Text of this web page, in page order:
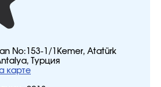
No:153-1/1Kemer, Atatürk
Турция
карте